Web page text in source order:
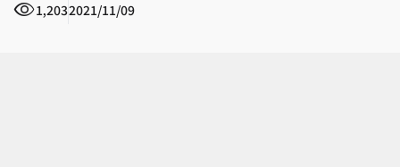
1,2032021/11/09